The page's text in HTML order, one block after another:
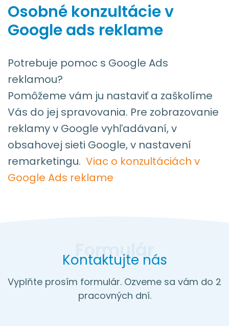
Osobné konzultácie v
Google ads reklame
Potrebuje pomoc s Google Ads
reklamou?
Pomôžeme vám ju nastaviť a zaškolíme
Vás do jej spravovania. Pre zobrazovanie
reklamy v Google vyhľadávaní, v
obsahovej sieti Google, v nastavení
remarketingu. Viac o konzultáciách v
Google Ads reklame
Kontaktujte nás
Vyplňte prosím formulár. Ozveme sa vám do 2
pracovných dní.